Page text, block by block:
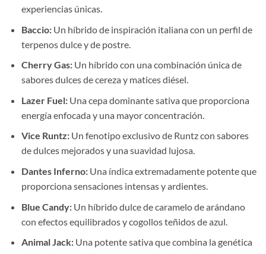
experiencias únicas.
Baccio:Un híbrido de inspiración italiana con un perfil de
terpenos dulce y de postre.
Cherry Gas:Un híbrido con una combinación única de
sabores dulces de cereza y matices diésel.
Lazer Fuel:Una cepa dominante sativa que proporciona
energía enfocada y una mayor concentración.
Vice Runtz:Un fenotipo exclusivo de Runtz con sabores
de dulces mejorados y una suavidad lujosa.
Dantes Inferno:Una índica extremadamente potente que
proporciona sensaciones intensas y ardientes.
Blue Candy:Un híbrido dulce de caramelo de arándano
con efectos equilibrados y cogollos teñidos de azul.
Animal Jack:Una potente sativa que combina la genética